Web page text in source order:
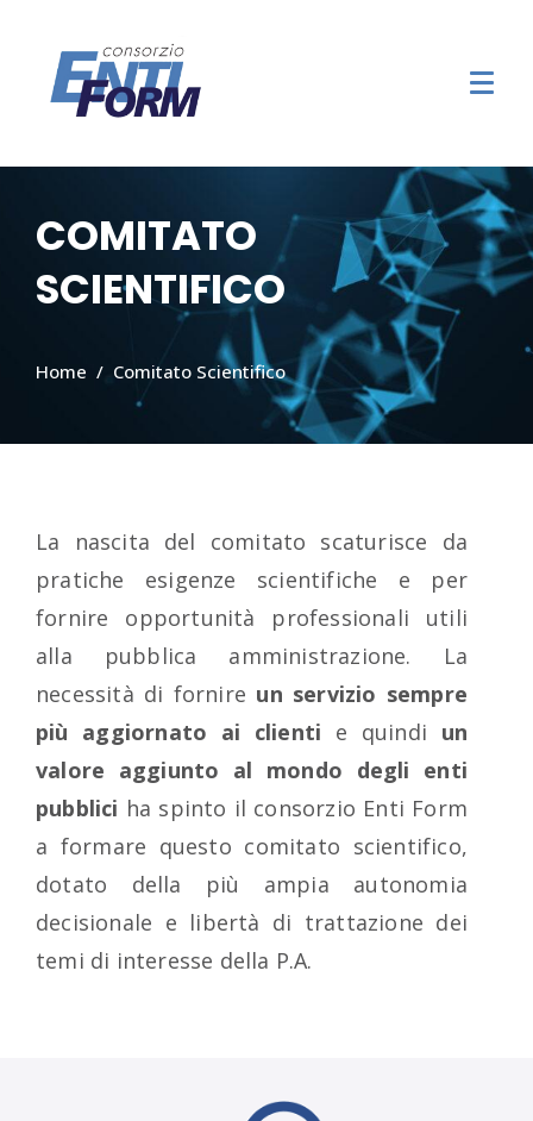
COMITATO
SCIENTIFICO
Home Comitato Scientifico
La nascita del comitato scaturisce da
pratiche esigenze scientifiche e per
fornire opportunità professionali utili
alla pubblica amministrazione. La
necessità di fornire un servizio sempre
più aggiornato ai clienti e quindi un
valore aggiunto al mondo degli enti
pubblici ha spinto il consorzio Enti Form
a formare questo comitato scientifico,
dotato della più ampia autonomia
decisionale e libertà di trattazione dei
temi di interesse della P.A.